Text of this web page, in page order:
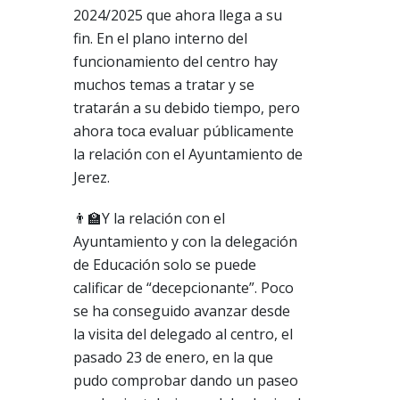
2024/2025 que ahora llega a su
fin. En el plano interno del
funcionamiento del centro hay
muchos temas a tratar y se
tratarán a su debido tiempo, pero
ahora toca evaluar públicamente
la relación con el Ayuntamiento de
Jerez.
👨‍🏫Y la relación con el
Ayuntamiento y con la delegación
de Educación solo se puede
calificar de “decepcionante”. Poco
se ha conseguido avanzar desde
la visita del delegado al centro, el
pasado 23 de enero, en la que
pudo comprobar dando un paseo